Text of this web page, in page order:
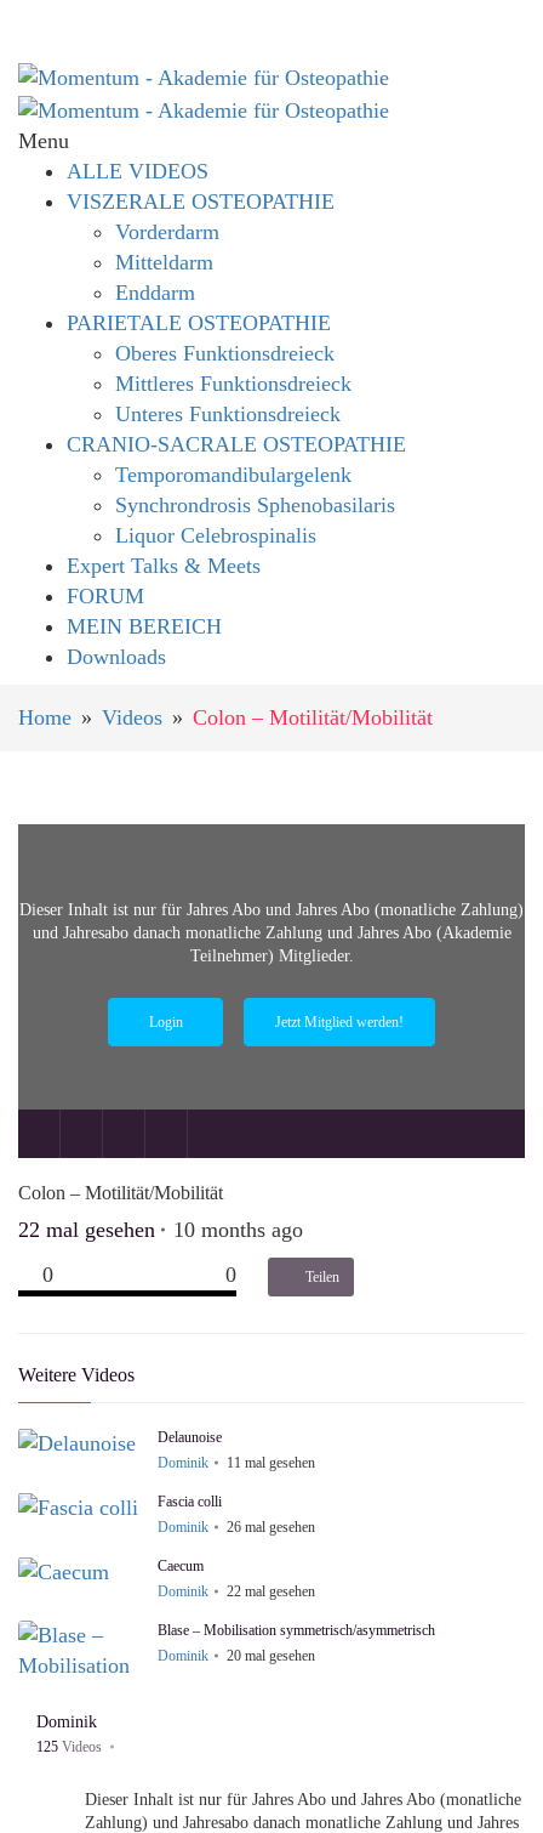
Menu
ALLE VIDEOS
VISZERALE OSTEOPATHIE
Vorderdarm
Mitteldarm
Enddarm
PARIETALE OSTEOPATHIE
Oberes Funktionsdreieck
Mittleres Funktionsdreieck
Unteres Funktionsdreieck
CRANIO-SACRALE OSTEOPATHIE
Temporomandibulargelenk
Synchrondrosis Sphenobasilaris
Liquor Celebrospinalis
Expert Talks & Meets
FORUM
MEIN BEREICH
Downloads
Home » Videos » Colon – Motilität/Mobilität
Dieser Inhalt ist nur für Jahres Abo und Jahres Abo (monatliche Zahlung)
und Jahresabo danach monatliche Zahlung und Jahres Abo (Akademie
Teilnehmer) Mitglieder.
Login Jetzt Mitglied werden!
Colon – Motilität/Mobilität
22 mal gesehen
10 months ago
0
0 Teilen
Weitere Videos
Delaunoise
Dominik
11 mal gesehen
Fascia colli
Dominik
26 mal gesehen
Caecum
Dominik
22 mal gesehen
Blase – Mobilisation symmetrisch/asymmetrisch
Dominik
20 mal gesehen
Dominik
125 Videos
Dieser Inhalt ist nur für Jahres Abo und Jahres Abo (monatliche
Zahlung) und Jahresabo danach monatliche Zahlung und Jahres